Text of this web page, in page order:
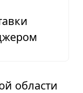
области